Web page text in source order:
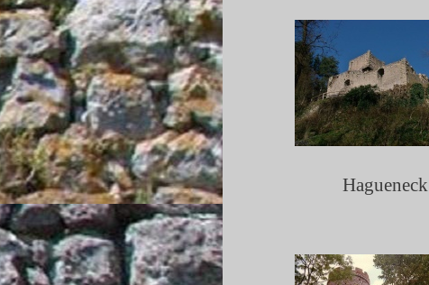
Hagueneck